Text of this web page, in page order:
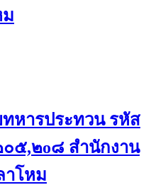
ม
หารประทวน รหัส
๕,๒o๘ สำนักงาน
าโหม